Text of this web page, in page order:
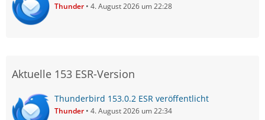
Thunder 4. August 2026 um 22:28
Aktuelle 153 ESR-Version
Thunderbird 153.0.2 ESR veröffentlicht
Thunder 4. August 2026 um 22:34